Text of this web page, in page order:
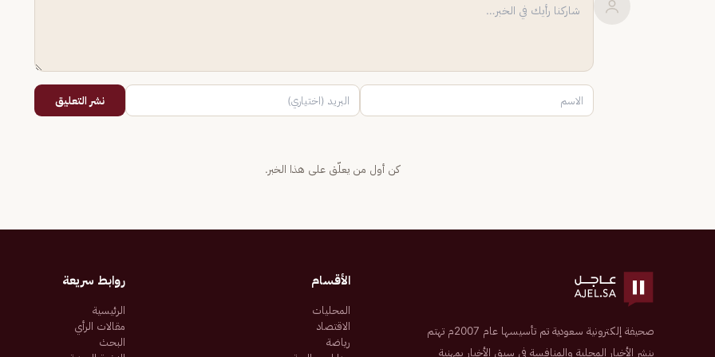
نشر التعليق
كن أول من يعلّق على هذا الخبر.
صحيفة إلكترونية سعودية تم تأسيسها عام 2007م تهتم
بنشر الأخبار المحلية والمنافسة في سبق الأخبار بمهنية
الأقسام
المحليات
الاقتصاد
رياضة
روابط سريعة
الرئيسية
مقالات الرأي
البحث